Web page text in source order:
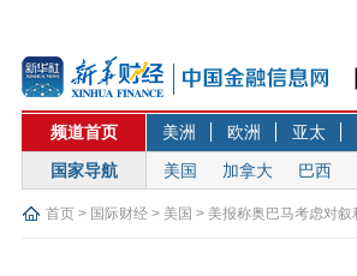
频道首页 美洲 欧洲 亚太
国家导航
美国 加拿大 巴西
首页 > 国际财经 > 美国 > 美报称奥巴马考虑对